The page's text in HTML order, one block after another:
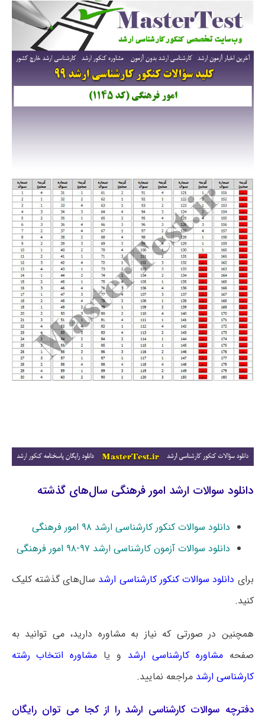
دانلود سوالات ارشد امور فرهنگی سال‌های گذشته
دانلود سوالات کنکور کارشناسی ارشد ۹۸ امور فرهنگی
دانلود سوالات آزمون کارشناسی ارشد ۹۷-۹۸ امور فرهنگی
برای دانلود سوالات کنکور کارشناسی ارشد سال‌های گذشته کلیک
کنید.
همچنین در صورتی که نیاز به مشاوره دارید، می توانید به
صفحهمشاوره کارشناسی ارشد و یا مشاوره انتخاب رشته
کارشناسی ارشد مراجعه نمایید.
دفترچه سوالات کارشناسی ارشد را از کجا می توان رایگان